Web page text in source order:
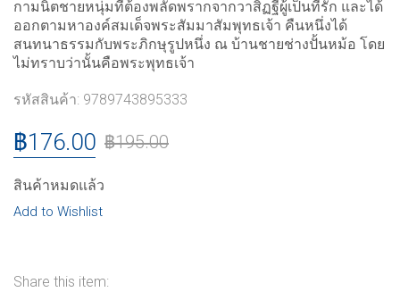
กามนิตชายหนุ่มที่ต้องพลัดพรากจากวาสิฏฐีผู้เป็นที่รัก และได้
ออกตามหาองค์สมเด็จพระสัมมาสัมพุทธเจ้า คืนหนึ่งได้
สนทนาธรรมกับพระภิกษุรูปหนึ่ง ณ บ้านชายช่างปั้นหม้อ โดย
ไม่ทราบว่านั้นคือพระพุทธเจ้า
รหัสสินค้า: 9789743895333
฿195.00
฿176.00
สินค้าหมดแล้ว
Add to Wishlist
Share this item: